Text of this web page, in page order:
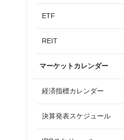
ETF
REIT
マーケットカレンダー
経済指標カレンダー
決算発表スケジュール